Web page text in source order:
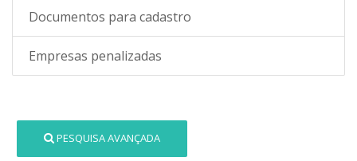
Documentos para cadastro
Empresas penalizadas
PESQUISA AVANÇADA